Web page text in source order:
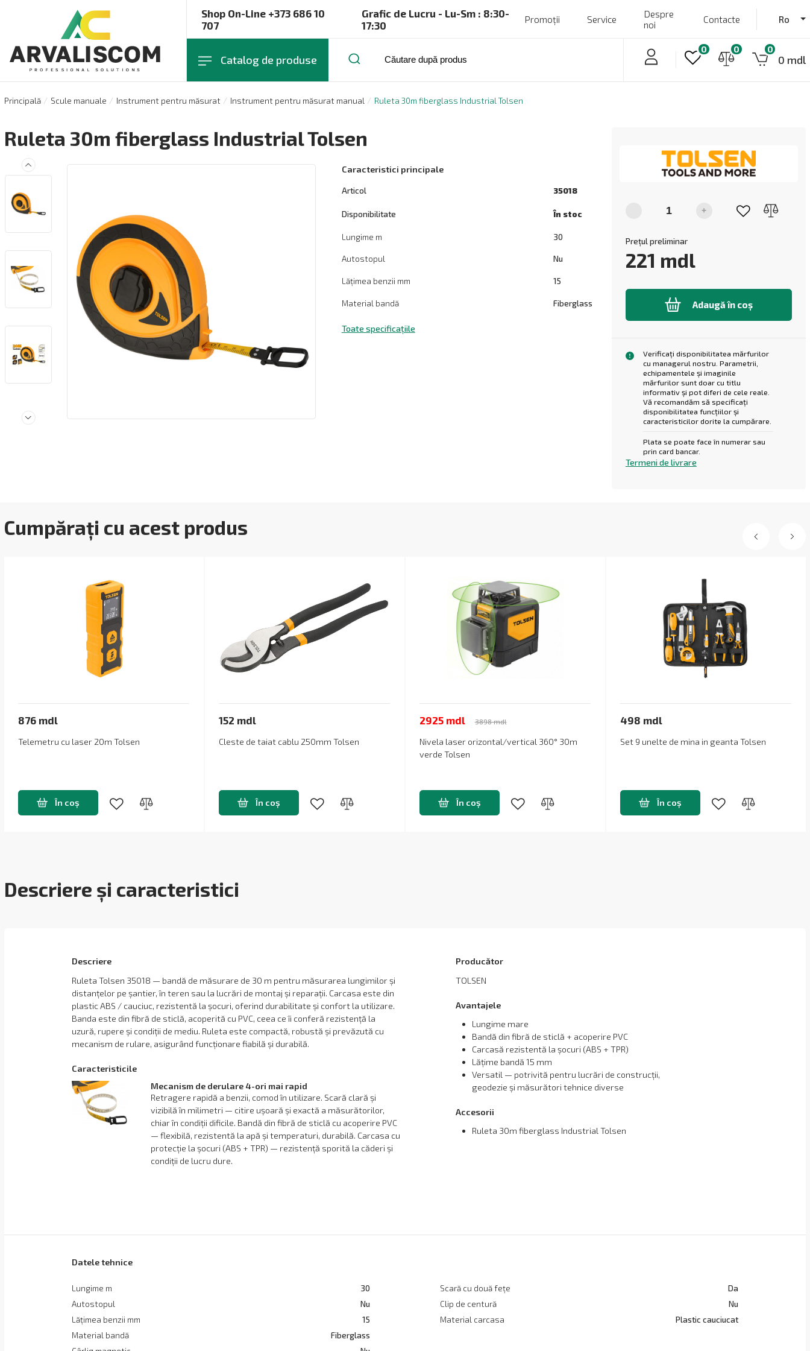
Shop On-Line +373 686 10
707
Grafic de Lucru - Lu-Sm : 8:30-
17:30
Promoții Service
Despre
noi
Contacte Ro
Catalog de produse
0 0 0
0 mdl
Principală Scule manuale Instrument pentru măsurat Instrument pentru măsurat manual Ruleta 30m fiberglass Industrial Tolsen
Ruleta 30m fiberglass Industrial Tolsen
Caracteristici principale
Articol 35018
Disponibilitate În stoc
Lungime m 30
Autostopul Nu
Lățimea benzii mm 15
Material bandă Fiberglass
Toate specificațiile
+
Prețul preliminar
221 mdl
Adaugă în coș
Verificați disponibilitatea mărfurilor
cu managerul nostru. Parametrii,
echipamentele și imaginile
mărfurilor sunt doar cu titlu
informativ și pot diferi de cele reale.
Vă recomandăm să specificați
disponibilitatea funcțiilor și
caracteristicilor dorite la cumpărare.
Plata se poate face în numerar sau
prin card bancar.
Termeni de livrare
Cumpărați cu acest produs
876 mdl
Telemetru cu laser 20m Tolsen
În coș
152 mdl
Cleste de taiat cablu 250mm Tolsen
În coș
2925 mdl 3898 mdl
Nivela laser orizontal/vertical 360° 30m
verde Tolsen
În coș
498 mdl
Set 9 unelte de mina in geanta Tolsen
În coș
Descriere și caracteristici
Descriere
Ruleta Tolsen 35018 — bandă de măsurare de 30 m pentru măsurarea lungimilor și
distanțelor pe șantier, în teren sau la lucrări de montaj și reparații. Carcasa este din
plastic ABS / cauciuc, rezistentă la șocuri, oferind durabilitate și confort la utilizare.
Banda este din fibră de sticlă, acoperită cu PVC, ceea ce îi conferă rezistență la
uzură, rupere și condiții de mediu. Ruleta este compactă, robustă și prevăzută cu
mecanism de rulare, asigurând funcționare fiabilă și durabilă.
Сaracteristicile
Mecanism de derulare 4-ori mai rapid
Retragere rapidă a benzii, comod în utilizare. Scară clară și
vizibilă în milimetri — citire ușoară și exactă a măsurătorilor,
chiar în condiții dificile. Bandă din fibră de sticlă cu acoperire PVC
— flexibilă, rezistentă la apă și temperaturi, durabilă. Carcasa cu
protecție la șocuri (ABS + TPR) — rezistență sporită la căderi și
condiții de lucru dure.
Producător
TOLSEN
Avantajele
Lungime mare
Bandă din fibră de sticlă + acoperire PVC
Carcasă rezistentă la șocuri (ABS + TPR)
Lățime bandă 15 mm
Versatil — potrivită pentru lucrări de construcții,
geodezie și măsurători tehnice diverse
Accesorii
Ruleta 30m fiberglass Industrial Tolsen
Datele tehnice
Lungime m
30
Autostopul
Nu
Lățimea benzii mm
15
Material bandă
Fiberglass
Scară cu două fețe
Da
Clip de centură
Nu
Material carcasa
Plastic cauciucat